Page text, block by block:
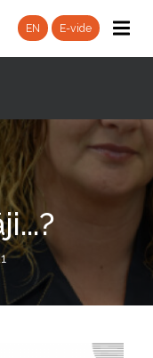
EN E-vide